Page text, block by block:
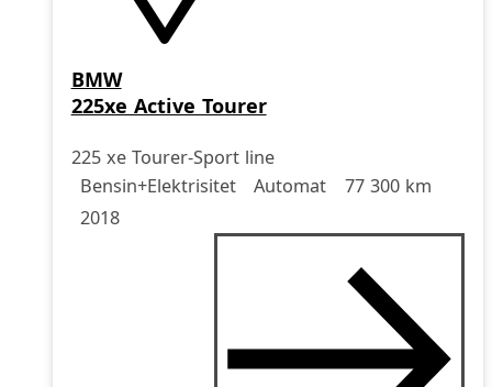
BMW
225xe Active Tourer
225 xe Tourer-Sport line
Drivstoff
Bensin+Elektrisitet
Girkasse Automat
Kjørelengde 77 300 km
årsmodell
2018